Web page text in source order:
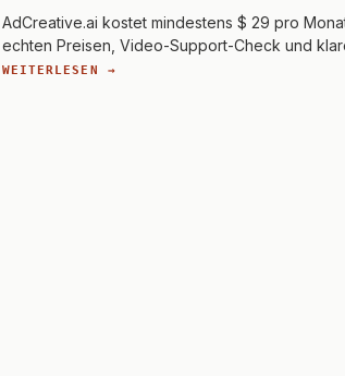
AdCreative.ai kostet mindestens $ 29 pro
echten Preisen, Video-Support-Check und
WEITERLESEN →